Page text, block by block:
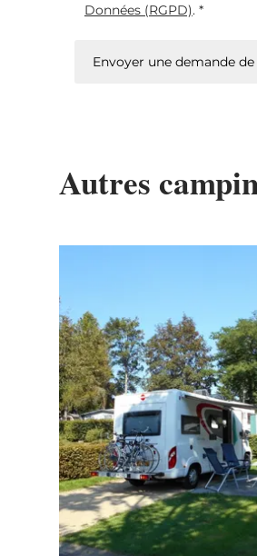
Données (RGPD). *
Envoyer une demande
Autres